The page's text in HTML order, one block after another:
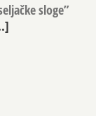
sloge”